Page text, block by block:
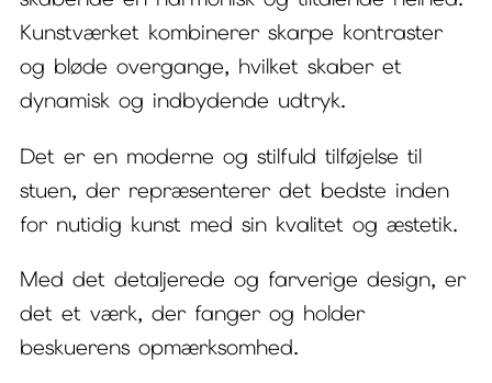
Kunstværket kombinerer skarpe kontraster
og bløde overgange, hvilket skaber et
dynamisk og indbydende udtryk.
Det er en moderne og stilfuld tilføjelse til
stuen, der repræsenterer det bedste inden
for nutidig kunst med sin kvalitet og æstetik.
Med det detaljerede og farverige design, er
det et værk, der fanger og holder
beskuerens opmærksomhed.